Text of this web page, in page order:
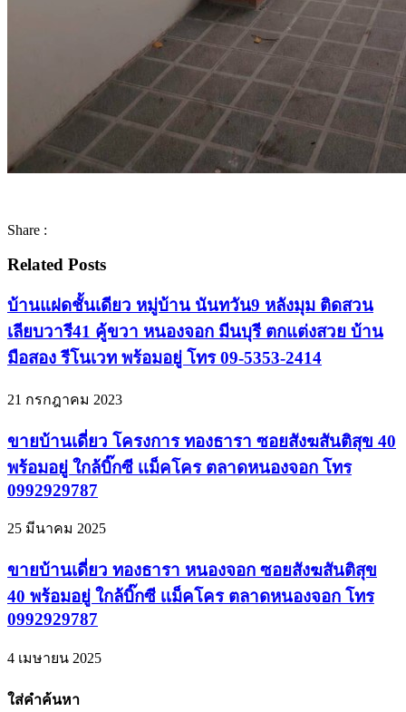
Share :
Related Posts
บ้านแฝดชั้นเดียว หมู่บ้าน นันทวัน9 หลังมุม ติดสวน
เลียบวารี41 คู้ขวา หนองจอก มีนบุรี ตกแต่งสวย บ้าน
มือสอง รีโนเวท พร้อมอยู่ โทร 09-5353-2414
21 กรกฎาคม 2023
ขายบ้านเดี่ยว โครงการ ทองธารา ซอยสังฆสันติสุข 40
พร้อมอยู่ ใกล้บิ๊กซี เเม็คโคร ตลาดหนองจอก โทร
0992929787
25 มีนาคม 2025
ขายบ้านเดี่ยว ทองธารา หนองจอก ซอยสังฆสันติสุข
40 พร้อมอยู่ ใกล้บิ๊กซี เเม็คโคร ตลาดหนองจอก โทร
0992929787
4 เมษายน 2025
ใส่คำค้นหา